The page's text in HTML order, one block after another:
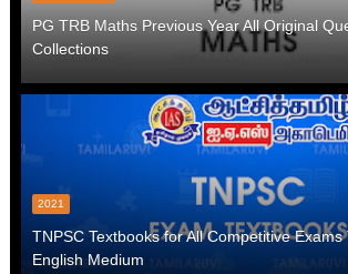
PG TRB Maths Previous Year All Original
Collections
2021
TNPSC Textbooks for All Competitive
English Medium